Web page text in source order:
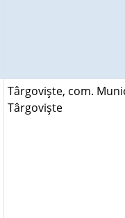
Târgovişte, com.
Târgovişte